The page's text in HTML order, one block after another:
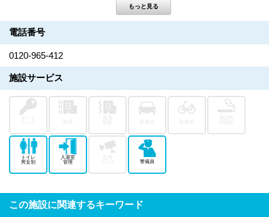
電話番号
0120-965-412
施設サービス
トイレ
男女別
入退室
管理
カメラ
警備員
この施設に関連するキーワード